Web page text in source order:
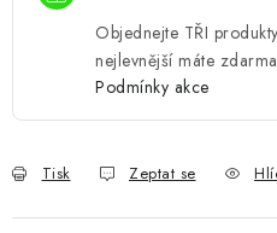
Objednejte TŘI
nejlevnější máte
Podmínky akce
Tisk Zeptat se